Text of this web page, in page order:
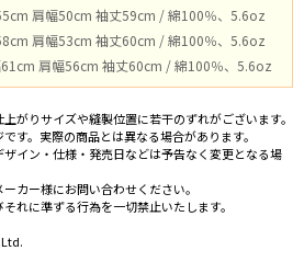
肩幅50cm 袖丈59cm / 綿100％、5.6oz
肩幅53cm 袖丈60cm / 綿100％、5.6oz
肩幅56cm 袖丈60cm / 綿100％、5.6oz
がりサイズや縫製位置に若干のずれがございます。
す。実際の商品とは異なる場合があります。
イン・仕様・発売日などは予告なく変更となる場
カー様にお問い合わせください。
れに準ずる行為を一切禁止いたします。